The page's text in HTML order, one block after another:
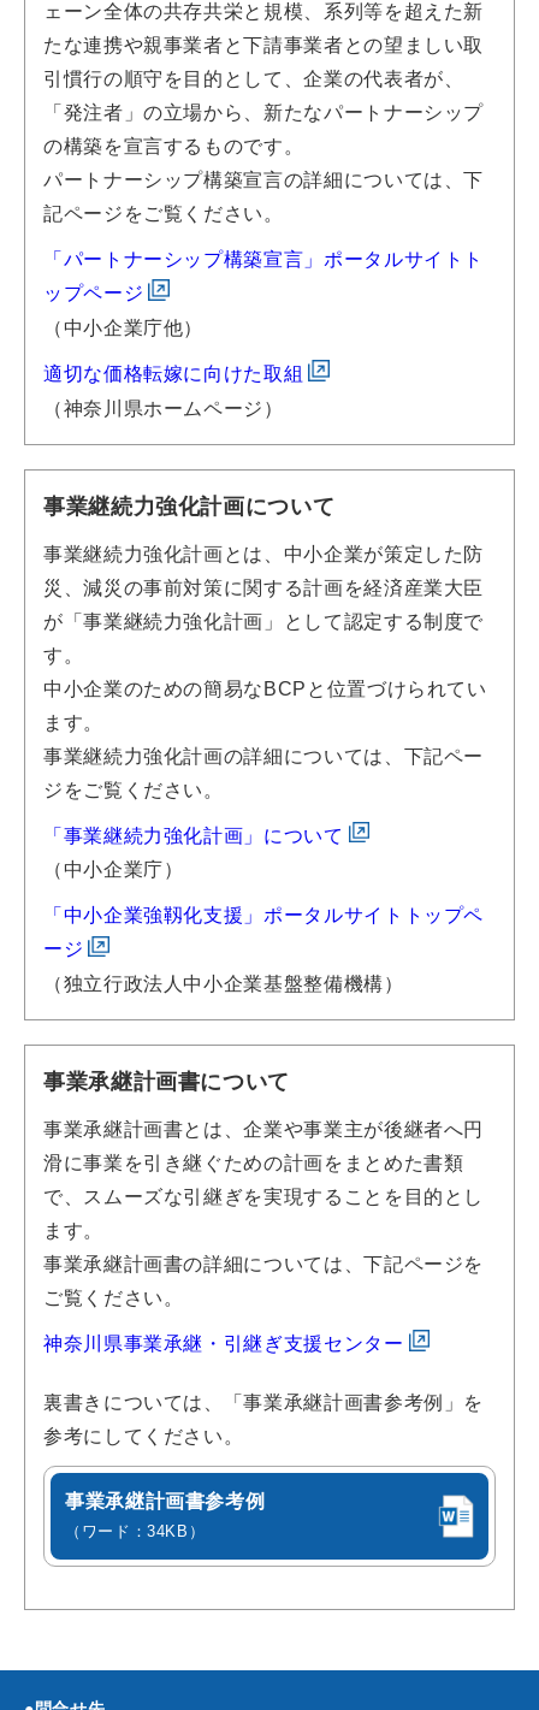
ェーン全体の共存共栄と規模、系列等を超えた新
たな連携や親事業者と下請事業者との望ましい取
引慣行の順守を目的として、企業の代表者が、
「発注者」の立場から、新たなパートナーシップ
の構築を宣言するものです。
パートナーシップ構築宣言の詳細については、下
記ページをご覧ください。
「パートナーシップ構築宣言」ポータルサイトト
ップページ
（中小企業庁他）
適切な価格転嫁に向けた取組
（神奈川県ホームページ）
事業継続力強化計画について
事業継続力強化計画とは、中小企業が策定した防
災、減災の事前対策に関する計画を経済産業大臣
が「事業継続力強化計画」として認定する制度で
す。
中小企業のための簡易なBCPと位置づけられてい
ます。
事業継続力強化計画の詳細については、下記ペー
ジをご覧ください。
「事業継続力強化計画」について
（中小企業庁）
「中小企業強靱化支援」ポータルサイトトップペ
ージ
（独立行政法人中小企業基盤整備機構）
事業承継計画書について
事業承継計画書とは、企業や事業主が後継者へ円
滑に事業を引き継ぐための計画をまとめた書類
で、スムーズな引継ぎを実現することを目的とし
ます。
事業承継計画書の詳細については、下記ページを
ご覧ください。
神奈川県事業承継・引継ぎ支援センター
裏書きについては、「事業承継計画書参考例」を
参考にしてください。
事業承継計画書参考例
（ワード：34KB）